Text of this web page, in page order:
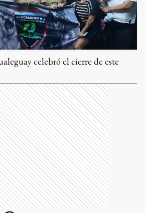
celebró el cierre de este